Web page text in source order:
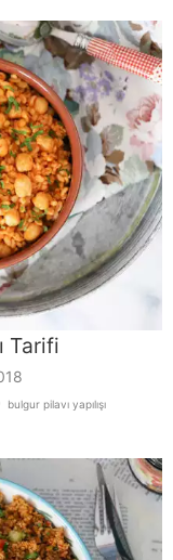
Tarifi
bulgur pilavı yapılışı